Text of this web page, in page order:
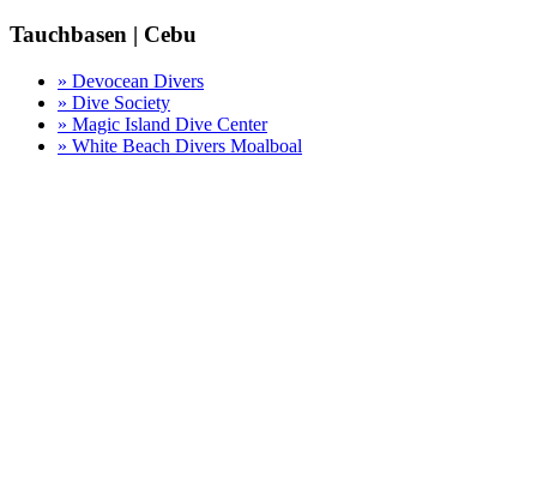
Tauchbasen | Cebu
» Devocean Divers
» Dive Society
» Magic Island Dive Center
» White Beach Divers Moalboal